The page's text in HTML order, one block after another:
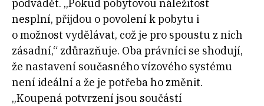
podvádět. „Pokud pobytovou náležitost
nesplní, přijdou o povolení k pobytu i
o možnost vydělávat, což je pro spoustu z nich
zásadní,“ zdůrazňuje. Oba právníci se shodují,
že nastavení současného vízového systému
není ideální a že je potřeba ho změnit.
„Koupená potvrzení jsou součástí